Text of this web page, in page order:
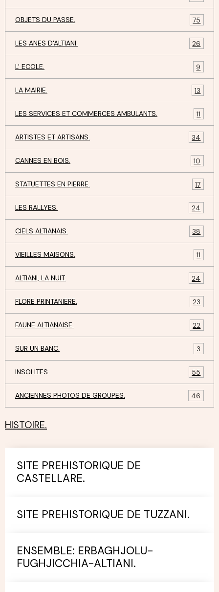
OBJETS DU PASSE. 75
LES ANES D'ALTIANI. 26
L' ECOLE. 9
LA MAIRIE. 13
LES SERVICES ET COMMERCES AMBULANTS. 11
ARTISTES ET ARTISANS. 34
CANNES EN BOIS. 10
STATUETTES EN PIERRE. 17
LES RALLYES. 24
CIELS ALTIANAIS. 38
VIEILLES MAISONS. 11
ALTIANI, LA NUIT. 24
FLORE PRINTANIERE. 23
FAUNE ALTIANAISE. 22
SUR UN BANC. 3
INSOLITES. 55
ANCIENNES PHOTOS DE GROUPES. 46
HISTOIRE.
SITE PREHISTORIQUE DE
CASTELLARE.
SITE PREHISTORIQUE DE TUZZANI.
ENSEMBLE: ERBAGHJOLU-
FUGHJICCHIA-ALTIANI.